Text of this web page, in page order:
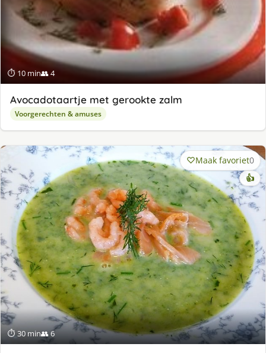
⏱ 10 min👥 4
Avocadotaartje met gerookte zalm
Voorgerechten & amuses
⏱ 30 min👥 6
Maak favoriet0
👍